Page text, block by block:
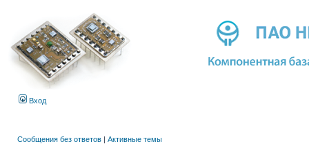
Вход
Сообщения без ответов | Активные темы